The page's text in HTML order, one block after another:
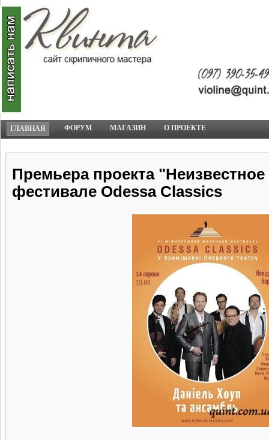
ГЛАВНАЯ ФОРУМ МАГАЗИН О ПРОЕКТЕ
Премьера проекта
фестивале Odessa Classics